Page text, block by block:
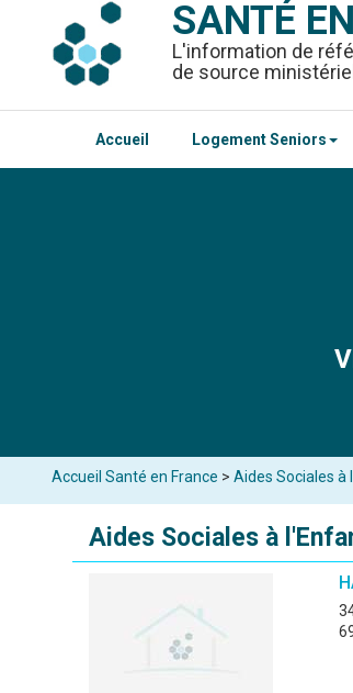
SANTÉ
L'information de
de source
Accueil Logement Seniors
Accueil Santé en France > Aides Sociales à
Aides Sociales à